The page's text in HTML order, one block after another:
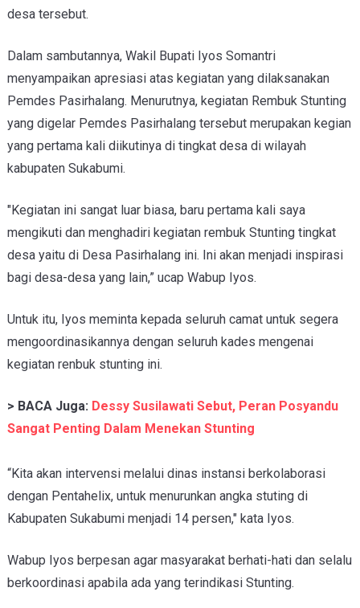
desa tersebut.
Dalam sambutannya, Wakil Bupati Iyos Somantri
menyampaikan apresiasi atas kegiatan yang dilaksanakan
Pemdes Pasirhalang. Menurutnya, kegiatan Rembuk Stunting
yang digelar Pemdes Pasirhalang tersebut merupakan kegian
yang pertama kali diikutinya di tingkat desa di wilayah
kabupaten Sukabumi.
"Kegiatan ini sangat luar biasa, baru pertama kali saya
mengikuti dan menghadiri kegiatan rembuk Stunting tingkat
desa yaitu di Desa Pasirhalang ini. Ini akan menjadi inspirasi
bagi desa-desa yang lain,” ucap Wabup Iyos.
Untuk itu, Iyos meminta kepada seluruh camat untuk segera
mengoordinasikannya dengan seluruh kades mengenai
kegiatan renbuk stunting ini.
> BACA Juga: Dessy Susilawati Sebut, Peran Posyandu
Sangat Penting Dalam Menekan Stunting
“Kita akan intervensi melalui dinas instansi berkolaborasi
dengan Pentahelix, untuk menurunkan angka stuting di
Kabupaten Sukabumi menjadi 14 persen," kata Iyos.
Wabup Iyos berpesan agar masyarakat berhati-hati dan selalu
berkoordinasi apabila ada yang terindikasi Stunting.